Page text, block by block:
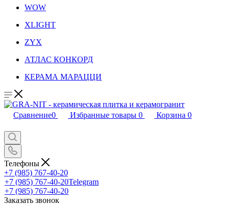
WOW
XLIGHT
ZYX
АТЛАС КОНКОРД
КЕРАМА МАРАЦЦИ
Сравнение0 Избранные товары 0 Корзина 0
Телефоны
+7 (985) 767-40-20
+7 (985) 767-40-20Telegram
+7 (985) 767-40-20
Заказать звонок